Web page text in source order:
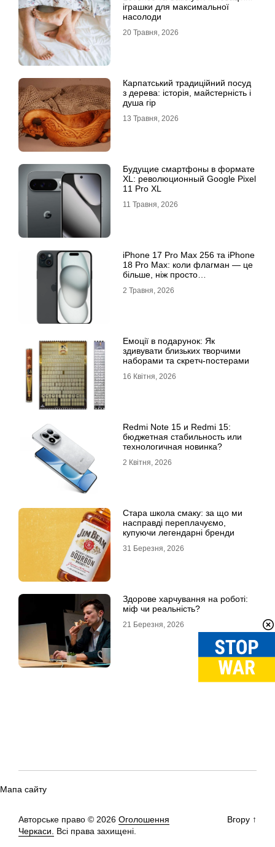
іграшки для максимальної
насолоди
20 Травня, 2026
Карпатський традиційний посуд
з дерева: історія, майстерність і
душа гір
13 Травня, 2026
Будущие смартфоны в формате
XL: революционный Google Pixel
11 Pro XL
11 Травня, 2026
iРhone 17 Рro Мax 256 та iРhone
18 Рro Мax: коли флагман — це
більше, ніж просто
2 Травня, 2026
Емоції в подарунок: Як
здивувати близьких творчими
наборами та скретч-постерами
16 Квітня, 2026
Redmi Note 15 и Redmi 15:
бюджетная стабильность или
технологичная новинка?
2 Квітня, 2026
Стара школа смаку: за що ми
насправді переплачуємо,
купуючи легендарні бренди
31 Березня, 2026
Здорове харчування на роботі:
міф чи реальність?
21 Березня, 2026
Мапа сайту
Авторське право © 2026 Оголошення
Черкаси. Всі права захищені.
Вгору ↑